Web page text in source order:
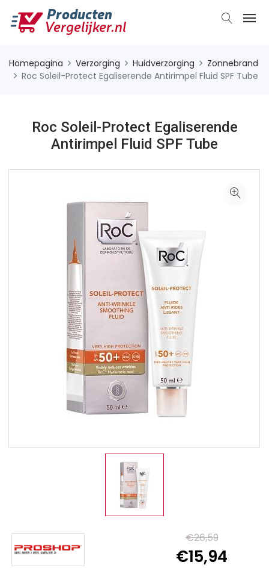
Homepagina Verzorging Huidverzorging
Zonnebrand
Roc Soleil-Protect Egaliserende Antirimpel Fluid SPF Tube
Roc Soleil-Protect Egaliserende
Antirimpel Fluid SPF Tube
€26,59
€15,94